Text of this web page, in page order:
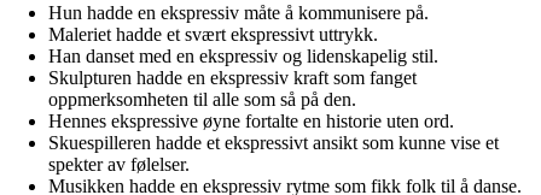
Hun hadde en ekspressiv måte å kommunisere på.
Maleriet hadde et svært ekspressivt uttrykk.
Han danset med en ekspressiv og lidenskapelig stil.
Skulpturen hadde en ekspressiv kraft som fanget
oppmerksomheten til alle som så på den.
Hennes ekspressive øyne fortalte en historie uten ord.
Skuespilleren hadde et ekspressivt ansikt som kunne vise et
spekter av følelser.
Musikken hadde en ekspressiv rytme som fikk folk til å danse.